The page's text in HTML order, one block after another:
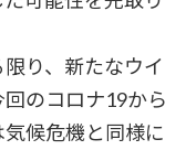
り、新たなウイ
のコロナ19から
候危機と同様に